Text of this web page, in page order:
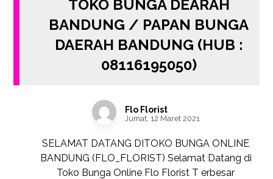
TOKO BUNGA DEARAH
BANDUNG / PAPAN BUNGA
DAERAH BANDUNG (HUB :
08116195050)
Flo Florist
Jumat, 12 Maret 2021
SELAMAT DATANG DITOKO BUNGA ONLINE
BANDUNG (FLO_FLORIST) Selamat Datang di
Toko Bunga Online Flo Florist T erbesar